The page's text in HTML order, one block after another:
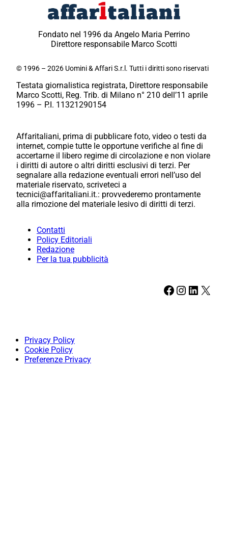
Fondato nel 1996 da Angelo Maria Perrino
Direttore responsabile Marco Scotti
© 1996 – 2026 Uomini & Affari S.r.l. Tutti i diritti sono riservati
Testata giornalistica registrata, Direttore responsabile
Marco Scotti, Reg. Trib. di Milano n° 210 dell’11 aprile
1996 – P.I. 11321290154
Affaritaliani, prima di pubblicare foto, video o testi da
internet, compie tutte le opportune verifiche al fine di
accertarne il libero regime di circolazione e non violare
i diritti di autore o altri diritti esclusivi di terzi. Per
segnalare alla redazione eventuali errori nell’uso del
materiale riservato, scriveteci a
tecnici@affaritaliani.it.: provvederemo prontamente
alla rimozione del materiale lesivo di diritti di terzi.
Contatti
Policy Editoriali
Redazione
Per la tua pubblicità
Facebook Instagram LinkedIn X
Privacy Policy
Cookie Policy
Preferenze Privacy